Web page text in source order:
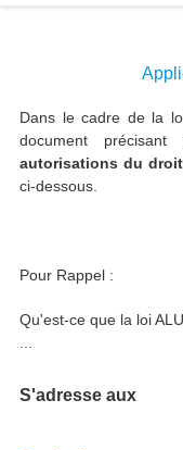
Dans le cadre de la
document
autorisations du
ci-dessous.
Pour Rappel :
Qu'est-ce que la loi
S'adresse aux